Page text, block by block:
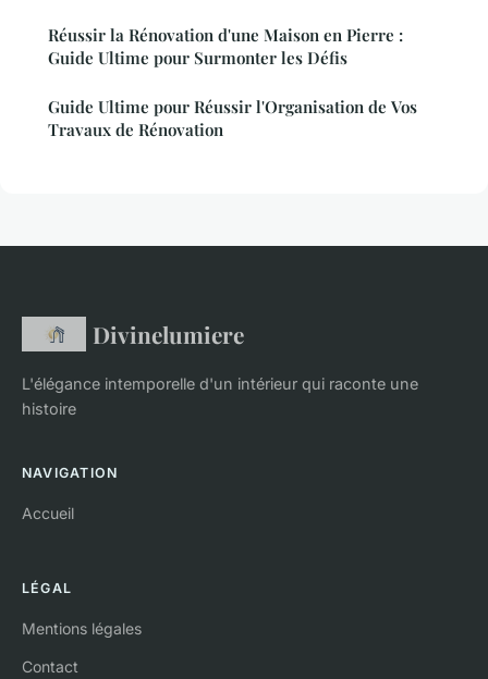
Réussir la Rénovation d'une Maison en Pierre :
Guide Ultime pour Surmonter les Défis
Guide Ultime pour Réussir l'Organisation de Vos
Travaux de Rénovation
Divinelumiere
L'élégance intemporelle d'un intérieur qui raconte une
histoire
NAVIGATION
Accueil
LÉGAL
Mentions légales
Contact